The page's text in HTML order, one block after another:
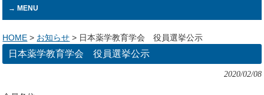
MENU
HOME > お知らせ > 日本薬学教育学会 役員選挙公示
日本薬学教育学会 役員選挙公示
2020/02/08